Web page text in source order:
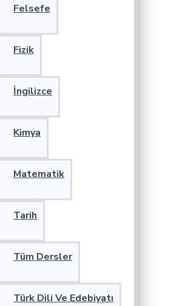
Felsefe
Fizik
İngilizce
Kimya
Matematik
Tarih
Tüm Dersler
Türk Dili Ve Edebiyatı